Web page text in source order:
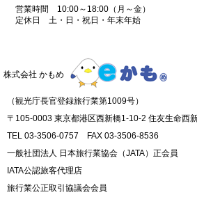
営業時間 10:00～18:00（月～金）
定休日 土・日・祝日・年末年始
株式会社 かもめ
（観光庁長官登録旅行業第1009号）
〒105-0003 東京都港区西新橋1-10-2 住友生命西
TEL 03-3506-0757 FAX 03-3506-8536
一般社団法人 日本旅行業協会（JATA）正会員
IATA公認旅客代理店
旅行業公正取引協議会会員